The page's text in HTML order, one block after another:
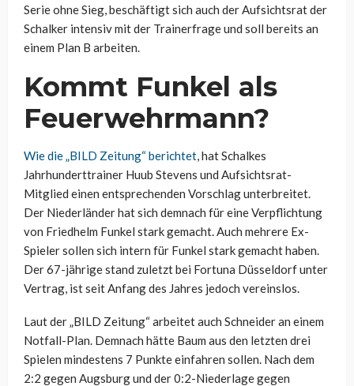
Serie ohne Sieg, beschäftigt sich auch der Aufsichtsrat der
Schalker intensiv mit der Trainerfrage und soll bereits an
einem Plan B arbeiten.
Kommt Funkel als
Feuerwehrmann?
Wie die „BILD Zeitung“ berichtet, hat Schalkes
Jahrhunderttrainer Huub Stevens und Aufsichtsrat-
Mitglied einen entsprechenden Vorschlag unterbreitet.
Der Niederländer hat sich demnach für eine Verpflichtung
von Friedhelm Funkel stark gemacht. Auch mehrere Ex-
Spieler sollen sich intern für Funkel stark gemacht haben.
Der 67-jährige stand zuletzt bei Fortuna Düsseldorf unter
Vertrag, ist seit Anfang des Jahres jedoch vereinslos.
Laut der „BILD Zeitung“ arbeitet auch Schneider an einem
Notfall-Plan. Demnach hätte Baum aus den letzten drei
Spielen mindestens 7 Punkte einfahren sollen. Nach dem
2:2 gegen Augsburg und der 0:2-Niederlage gegen